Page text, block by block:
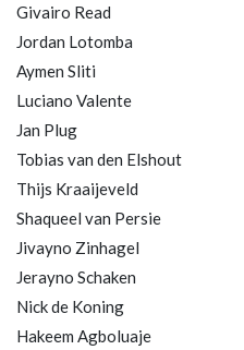
Givairo Read
Jordan Lotomba
Aymen Sliti
Luciano Valente
Jan Plug
Tobias van den Elshout
Thijs Kraaijeveld
Shaqueel van Persie
Jivayno Zinhagel
Jerayno Schaken
Nick de Koning
Hakeem Agboluaje